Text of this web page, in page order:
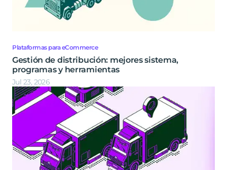
Plataformas para eCommerce
Gestión de distribución: mejores sistema,
programas y herramientas
Jul 23, 2026